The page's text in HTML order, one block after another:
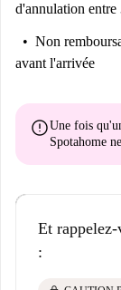
d'annulation
Non
avant l'arrivée
errorUne fois
Spotahome
Et
: